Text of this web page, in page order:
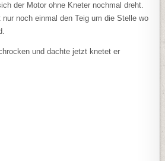
der Motor ohne Kneter nochmal dreht.
noch einmal den Teig um die Stelle wo
und dachte jetzt knetet er